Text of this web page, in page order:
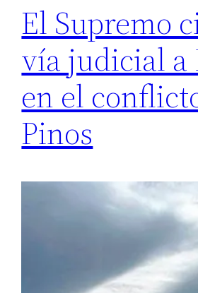
El Supremo
vía judicial a
en el
Pinos